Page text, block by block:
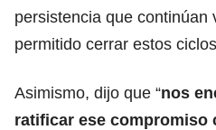
persistencia que continúan
permitido cerrar estos
Asimismo, dijo que “nos
ratificar ese compromiso